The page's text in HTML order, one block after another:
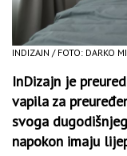
INDIZAJN / FOTO: DARKO
InDizajn je
vapila za
svoga
napokon imaju